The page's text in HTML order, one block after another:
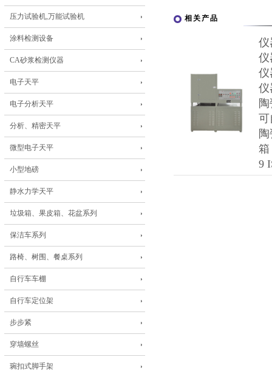
压力试验机,万能试验机
涂料检测设备
CA砂浆检测仪器
电子天平
电子分析天平
分析、精密天平
微型电子天平
小型地磅
静水力学天平
垃圾箱、果皮箱、花盆系列
保洁车系列
路椅、树围、餐桌系列
自行车车棚
自行车定位架
步步紧
穿墙螺丝
琬扣式脚手架
相关产品
仪
仪
仪
仪
可
箱
9